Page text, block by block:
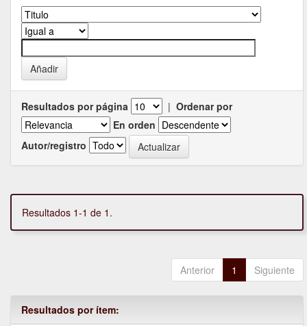
Resultados por página | Ordenar por
En orden
Autor/registro
Resultados 1-1 de 1.
Anterior 1 Siguiente
Resultados por ítem: